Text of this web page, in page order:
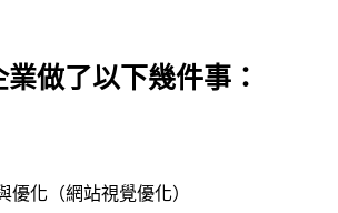
做了以下幾件事：
優化（網站視覺優化）